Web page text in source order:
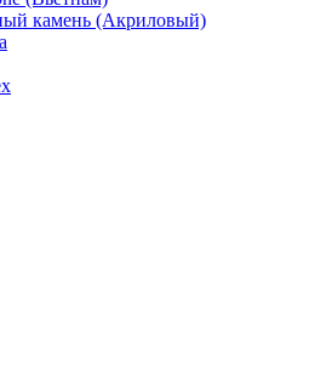
камень (Акриловый)